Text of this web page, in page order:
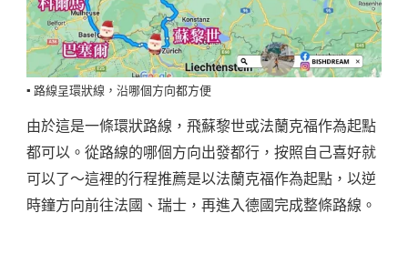
▪️ 路線呈環狀線，沿哪個方向都方便
由於這是一條環狀路線，飛蘇黎世或法蘭克福作為起點
都可以。從路線的哪個方向出發都行，按照自己喜好就
可以了～這裡的行程推薦是以法蘭克福作為起點，以逆
時鐘方向前往法國、瑞士，再進入德國完成整條路線。